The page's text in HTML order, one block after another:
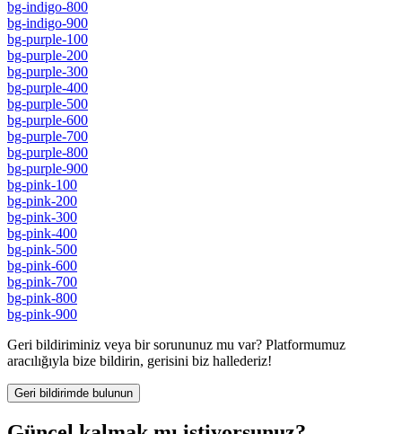
bg-indigo-800
bg-indigo-900
bg-purple-100
bg-purple-200
bg-purple-300
bg-purple-400
bg-purple-500
bg-purple-600
bg-purple-700
bg-purple-800
bg-purple-900
bg-pink-100
bg-pink-200
bg-pink-300
bg-pink-400
bg-pink-500
bg-pink-600
bg-pink-700
bg-pink-800
bg-pink-900
Geri bildiriminiz veya bir sorununuz mu var? Platformumuz
aracılığıyla bize bildirin, gerisini biz hallederiz!
Geri bildirimde bulunun